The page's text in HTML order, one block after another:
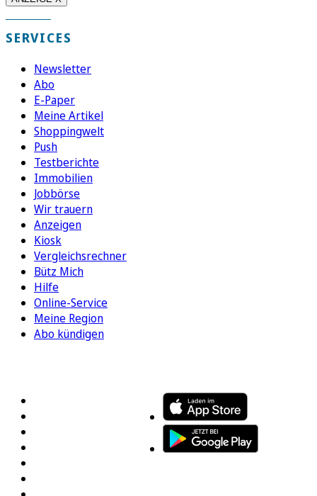
SERVICES
Newsletter
Abo
E-Paper
Meine Artikel
Shoppingwelt
Push
Testberichte
Immobilien
Jobbörse
Wir trauern
Anzeigen
Kiosk
Vergleichsrechner
Bütz Mich
Hilfe
Online-Service
Meine Region
Abo kündigen